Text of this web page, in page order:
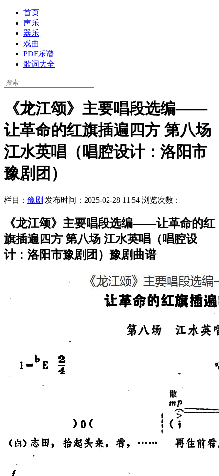
首页
声乐
器乐
戏曲
PDF乐谱
歌词大全
《龙江颂》主要唱段选编——
让革命的红旗插遍四方 第八场
江水英唱（唱腔设计：洛阳市
豫剧团）
栏目： 豫剧 发布时间：2025-02-28 11:54 浏览次数：
《龙江颂》主要唱段选编——让革命的红
旗插遍四方 第八场 江水英唱（唱腔设
计：洛阳市豫剧团）豫剧曲谱